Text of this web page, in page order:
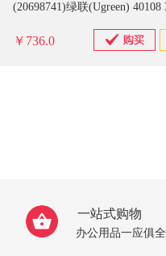
￥736.0
一站式购物
办公用品一应俱全